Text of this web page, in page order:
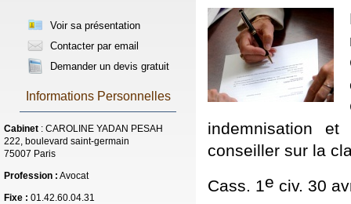
Voir sa présentation
Contacter par email
Demander un devis gratuit
Informations Personnelles
Cabinet : CAROLINE YADAN PESAH
222, boulevard saint-germain
75007 Paris
Profession : Avocat
Fixe : 01.42.60.04.31
indemnisation
conseiller sur la
Cass. 1e civ. 30